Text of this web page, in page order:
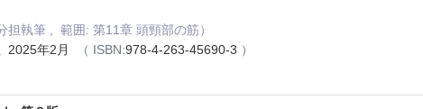
担執筆 , 範囲: 第11章 頭頸部の筋）
2025年2月
（ ISBN:978-4-263-45690-3 ）